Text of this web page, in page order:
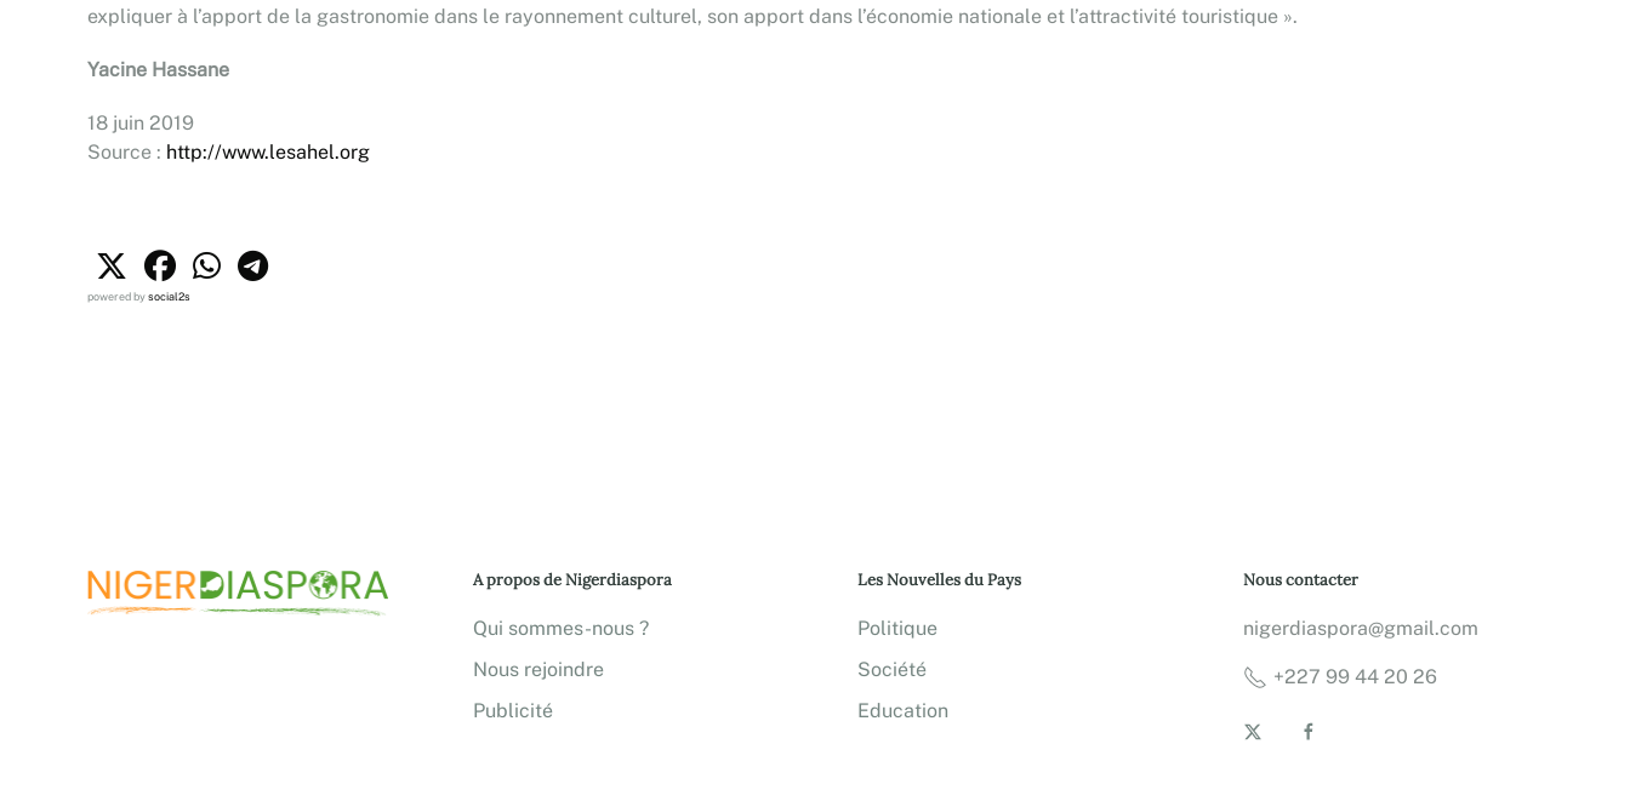
expliquer à l’apport de la gastronomie dans le rayonnement culturel, son apport dans l’économie nationale et l’attractivité touristique ».
Yacine Hassane
18 juin 2019
Source : http://www.lesahel.org
powered bysocial2s
A propos de Nigerdiaspora
Qui sommes-nous ?
Nous rejoindre
Publicité
Les Nouvelles du Pays
Politique
Société
Education
Nous contacter
nigerdiaspora@gmail.com
+227 99 44 20 26